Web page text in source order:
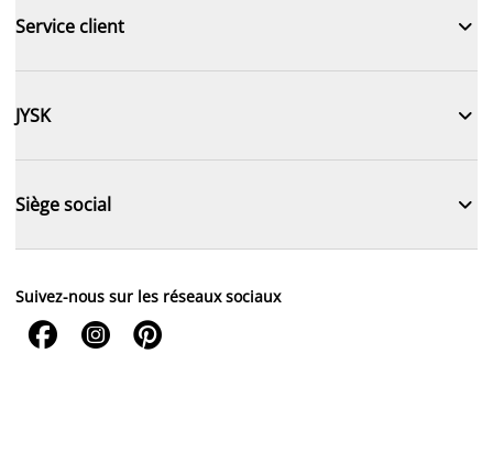
Service client 
JYSK 
Siège social 
Suivez-nous sur les réseaux sociaux
  